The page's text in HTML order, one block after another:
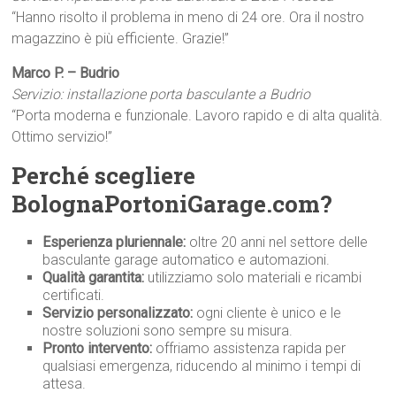
“Hanno risolto il problema in meno di 24 ore. Ora il nostro
magazzino è più efficiente. Grazie!”
Marco P. – Budrio
Servizio: installazione porta basculante a Budrio
“Porta moderna e funzionale. Lavoro rapido e di alta qualità.
Ottimo servizio!”
Perché scegliere
BolognaPortoniGarage.com?
Esperienza pluriennale: oltre 20 anni nel settore delle
basculante garage automatico e automazioni.
Qualità garantita: utilizziamo solo materiali e ricambi
certificati.
Servizio personalizzato: ogni cliente è unico e le
nostre soluzioni sono sempre su misura.
Pronto intervento: offriamo assistenza rapida per
qualsiasi emergenza, riducendo al minimo i tempi di
attesa.